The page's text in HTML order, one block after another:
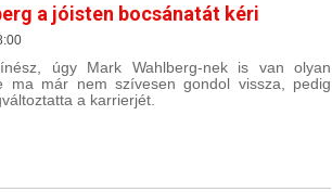
a jóisten bocsánatát kéri
úgy Mark Wahlberg-nek is van olyan
ma már nem szívesen gondol vissza, pedig
a karrierjét.